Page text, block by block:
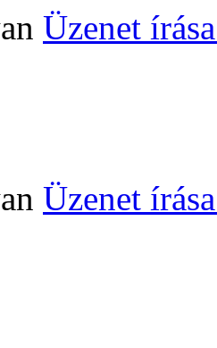
Üzenet
Üzenet